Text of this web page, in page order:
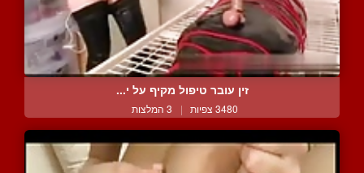
זין עובר טיפול מקיף על י...
3480 צפיות | 3 המלצות